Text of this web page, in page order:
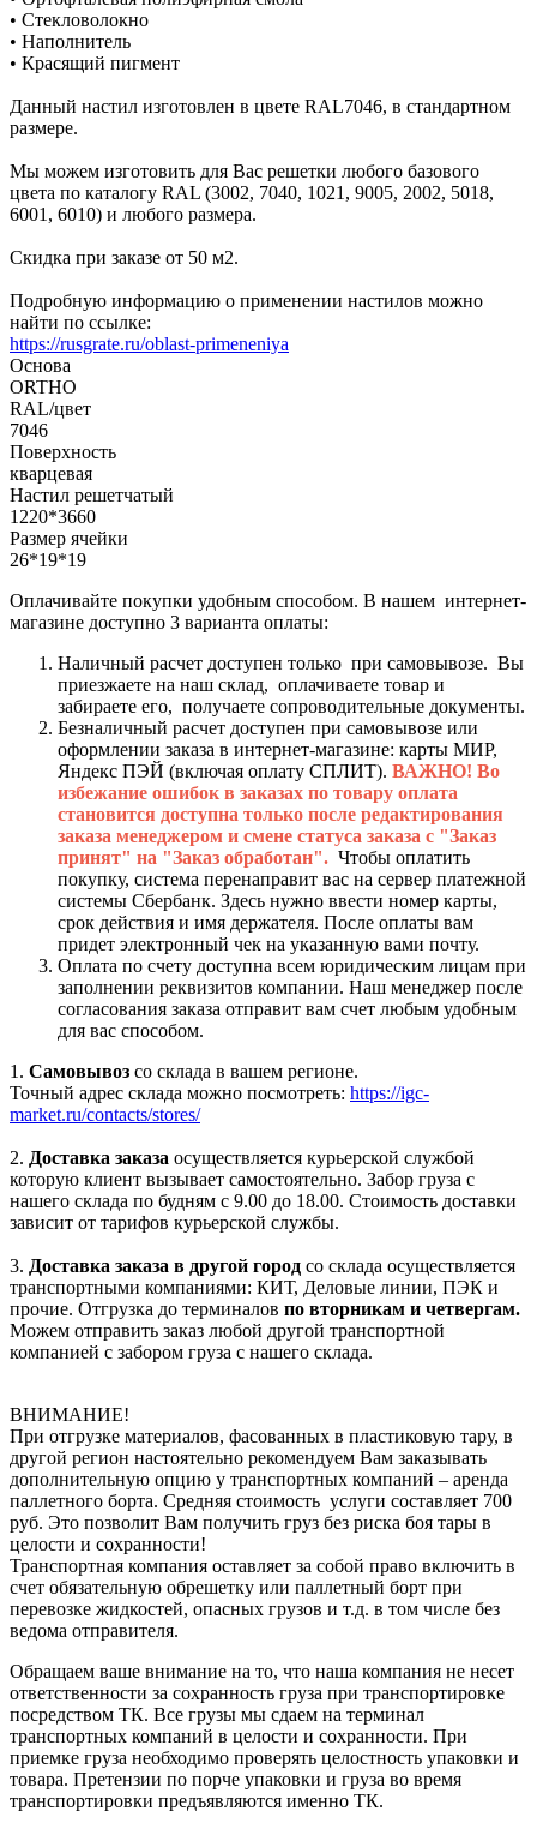
• Стекловолокно
• Наполнитель
• Красящий пигмент
Данный настил изготовлен в цвете RAL7046, в стандартном
размере.
Мы можем изготовить для Вас решетки любого базового
цвета по каталогу RAL (3002, 7040, 1021, 9005, 2002, 5018,
6001, 6010) и любого размера.
Скидка при заказе от 50 м2.
Подробную информацию о применении настилов можно
найти по ссылке:
https://rusgrate.ru/oblast-primeneniya
Основа
ORTHO
RAL/цвет
7046
Поверхность
кварцевая
Настил решетчатый
1220*3660
Размер ячейки
26*19*19
Оплачивайте покупки удобным способом. В нашем интернет-
магазине доступно 3 варианта оплаты:
Наличный расчет доступен только при самовывозе. Вы
приезжаете на наш склад, оплачиваете товар и
забираете его, получаете сопроводительные документы.
Безналичный расчет доступен при самовывозе или
оформлении заказа в интернет-магазине: карты МИР,
Яндекс ПЭЙ (включая оплату СПЛИТ). ВАЖНО! Во
избежание ошибок в заказах по товару оплата
становится доступна только после редактирования
заказа менеджером и смене статуса заказа с "Заказ
принят" на "Заказ обработан". Чтобы оплатить
покупку, система перенаправит вас на сервер платежной
системы Сбербанк. Здесь нужно ввести номер карты,
срок действия и имя держателя. После оплаты вам
придет электронный чек на указанную вами почту.
Оплата по счету доступна всем юридическим лицам при
заполнении реквизитов компании. Наш менеджер после
согласования заказа отправит вам счет любым удобным
для вас способом.
1. Самовывоз со склада в вашем регионе.
Точный адрес склада можно посмотреть: https://igc-
market.ru/contacts/stores/
2. Доставка заказа осуществляется курьерской службой
которую клиент вызывает самостоятельно. Забор груза с
нашего склада по будням с 9.00 до 18.00. Стоимость доставки
зависит от тарифов курьерской службы.
3. Доставка заказа в другой город со склада осуществляется
транспортными компаниями: КИТ, Деловые линии, ПЭК и
прочие. Отгрузка до терминалов по вторникам и четвергам.
Можем отправить заказ любой другой транспортной
компанией с забором груза с нашего склада.
ВНИМАНИЕ!
При отгрузке материалов, фасованных в пластиковую тару, в
другой регион настоятельно рекомендуем Вам заказывать
дополнительную опцию у транспортных компаний – аренда
паллетного борта. Средняя стоимость услуги составляет 700
руб. Это позволит Вам получить груз без риска боя тары в
целости и сохранности!
Транспортная компания оставляет за собой право включить в
счет обязательную обрешетку или паллетный борт при
перевозке жидкостей, опасных грузов и т.д. в том числе без
ведома отправителя.
Обращаем ваше внимание на то, что наша компания не несет
ответственности за сохранность груза при транспортировке
посредством ТК. Все грузы мы сдаем на терминал
транспортных компаний в целости и сохранности. При
приемке груза необходимо проверять целостность упаковки и
товара. Претензии по порче упаковки и груза во время
транспортировки предъявляются именно ТК.